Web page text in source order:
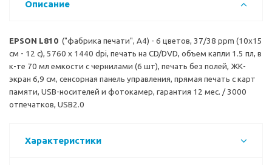
Описание
EPSON L810 ("фабрика печати", A4) - 6 цветов, 37/38 ppm (10x15
см - 12 с), 5760 x 1440 dpi, печать на CD/DVD, объем капли 1.5 пл, в
к-те 70 мл емкости с чернилами (6 шт), печать без полей, ЖК-
экран 6,9 см, сенсорная панель управления, прямая печать с карт
памяти, USB-носителей и фотокамер, гарантия 12 мес. / 3000
отпечатков, USB2.0
Характеристики